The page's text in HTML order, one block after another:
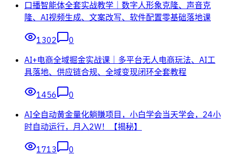
口播智能体全套实战教学｜数字人形象克隆、声音克
隆、AI视频生成、文案改写、软件配置零基础落地课
1302
0
AI+电商全域掘金实战课｜多平台无人电商玩法、AI工
具落地、供应链合规、全域变现闭环全套教程
1456
0
AI全自动黄金量化躺賺项目，小白学会当天学会，24小
时自动运行，月入2W！【揭秘】
1713
0